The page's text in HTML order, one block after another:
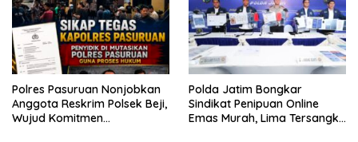
Polres Pasuruan Nonjobkan
Anggota Reskrim Polsek Beji,
Wujud Komitmen
Polda Jatim Bongkar
Sindikat Penipuan Online
Emas Murah, Lima Tersangka